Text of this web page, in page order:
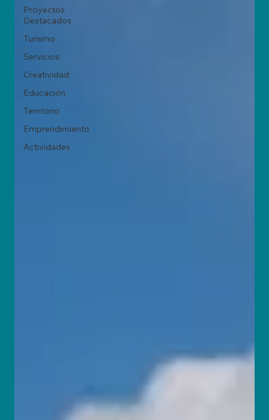
Proyectos
Destacados
Turismo
Servicios
Creatividad
Educación
Territorio
Emprendimiento
Actividades